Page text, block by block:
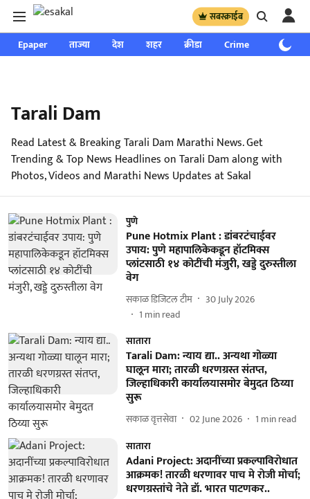
सबस्क्राईब
Epaper ताज्या देश शहर क्रीडा Crime साप्ताहिक
Tarali Dam
Read Latest & Breaking Tarali Dam Marathi News. Get
Trending & Top News Headlines on Tarali Dam along with
Photos, Videos and Marathi News Updates at Sakal
पुणे
Pune Hotmix Plant : डांबरटंचाईवर
उपाय: पुणे महापालिकेकडून हॉटमिक्स
प्लांटसाठी १४ कोटींची मंजुरी, खड्डे दुरुस्तीला
वेग
सकाळ डिजिटल टीम
30 July 2026
1 min read
सातारा
Tarali Dam: न्याय द्या.. अन्यथा गोळ्या
घालून मारा; तारळी धरणग्रस्त संतप्त,
जिल्हाधिकारी कार्यालयासमोर बेमुदत ठिय्या
सुरू
सकाळ वृत्तसेवा 02 June 2026 1 min read
सातारा
Adani Project: अदानींच्या प्रकल्पाविराेधात
आक्रमक! तारळी धरणावर पाच मे राेजी मोर्चा;
धरणग्रस्तांचे नेते डॉ. भारत पाटणकर..